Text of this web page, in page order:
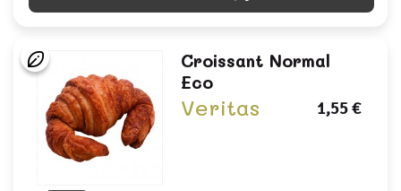
Croissant Normal
Eco
Veritas 1,55 €